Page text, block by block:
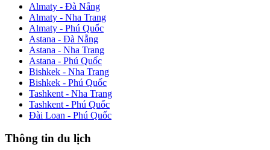
Almaty - Đà Nẵng
Almaty - Nha Trang
Almaty - Phú Quốc
Astana - Đà Nẵng
Astana - Nha Trang
Astana - Phú Quốc
Bishkek - Nha Trang
Bishkek - Phú Quốc
Tashkent - Nha Trang
Tashkent - Phú Quốc
Đài Loan - Phú Quốc
Thông tin du lịch